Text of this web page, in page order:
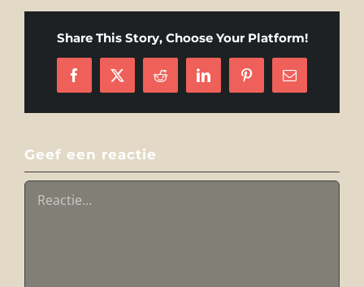
Share This Story, Choose Your Platform!
Facebook
X Reddit LinkedInPinterest
E-
mail
Geef een reactie
Reactie